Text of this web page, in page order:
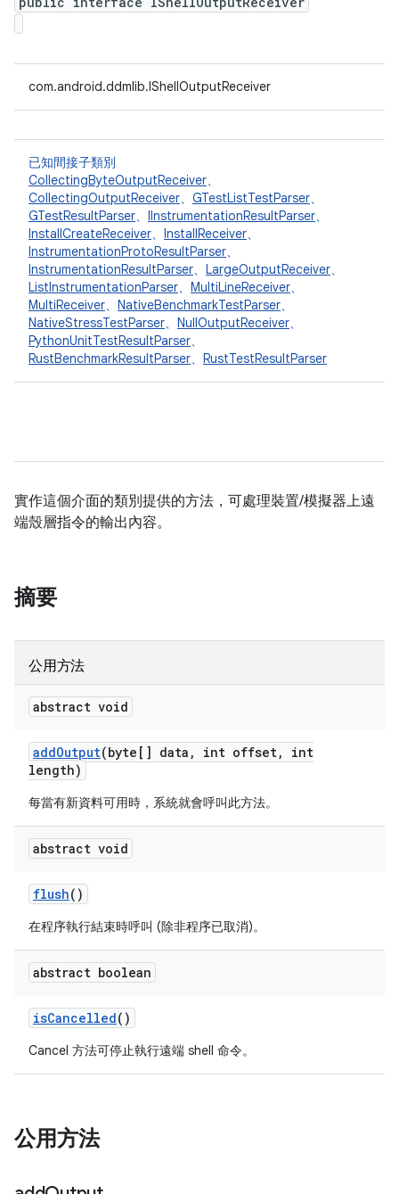
com.android.ddmlib.IShellOutputReceiver
已知間接子類別
CollectingByteOutputReceiver、
CollectingOutputReceiver、 GTestListTestParser、
GTestResultParser、 IInstrumentationResultParser、
InstallCreateReceiver、 InstallReceiver、
InstrumentationProtoResultParser、
InstrumentationResultParser、 LargeOutputReceiver、
ListInstrumentationParser、 MultiLineReceiver、
MultiReceiver、 NativeBenchmarkTestParser、
NativeStressTestParser、 NullOutputReceiver、
PythonUnitTestResultParser、
RustBenchmarkResultParser、 RustTestResultParser
實作這個介面的類別提供的方法，可處理裝置/模擬器上遠
端殼層指令的輸出內容。
摘要
公用方法
abstract void
addOutput(byte[] data , int offset,
int
length)
每當有新資料可用時，系統就會呼叫此方法。
abstract void
flush()
在程序執行結束時呼叫 (除非程序已取消)。
abstract boolean
isCancelled()
Cancel 方法可停止執行遠端 shell 命令。
公用方法